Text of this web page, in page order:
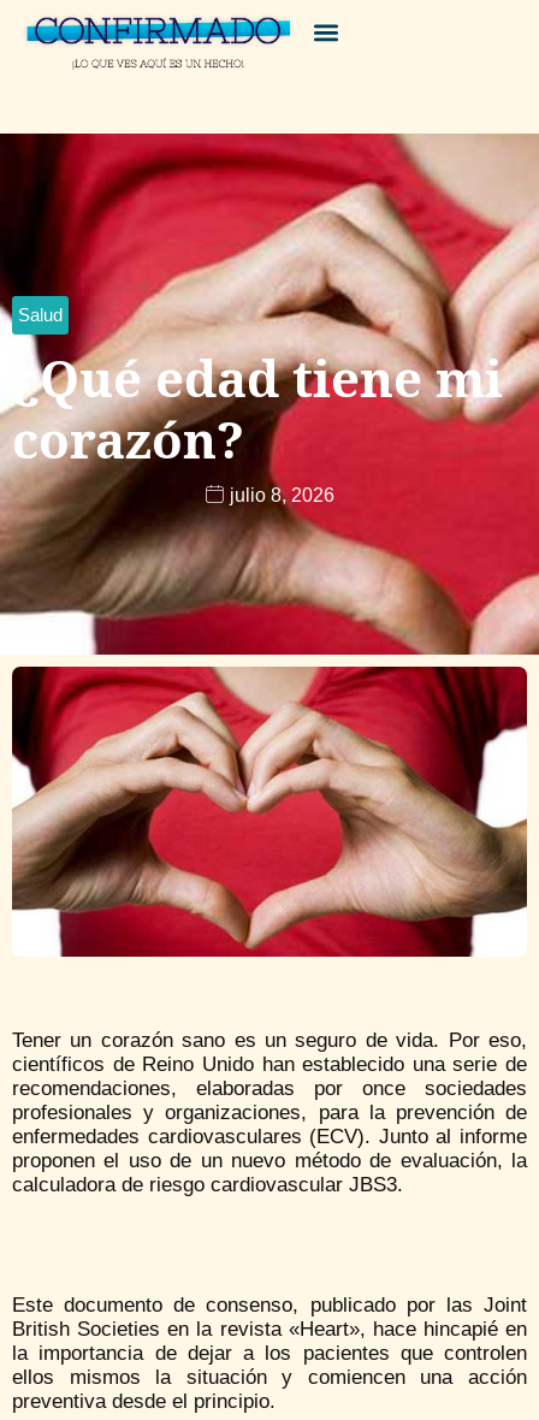
Salud
¿Qué edad tiene mi
corazón?
julio 8, 2026
Tener un corazón sano es un seguro de vida. Por eso,
científicos de Reino Unido han establecido una serie de
recomendaciones, elaboradas por once sociedades
profesionales y organizaciones, para la prevención de
enfermedades cardiovasculares (ECV). Junto al informe
proponen el uso de un nuevo método de evaluación, la
calculadora de riesgo cardiovascular JBS3.
Este documento de consenso, publicado por las Joint
British Societies en la revista «Heart», hace hincapié en
la importancia de dejar a los pacientes que controlen
ellos mismos la situación y comiencen una acción
preventiva desde el principio.